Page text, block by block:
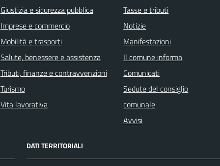
Giustizia e sicurezza pubblica
Imprese e commercio
Mobilità e trasporti
Salute, benessere e assistenza
Tributi, finanze e contravvenzioni
Turismo
Vita lavorativa
Tasse e tributi
Notizie
Manifestazioni
Il comune informa
Comunicati
Sedute del consiglio
comunale
Avvisi
DATI TERRITORIALI